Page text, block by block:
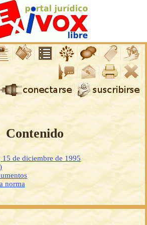
Contenido
de diciembre de 1995
norma